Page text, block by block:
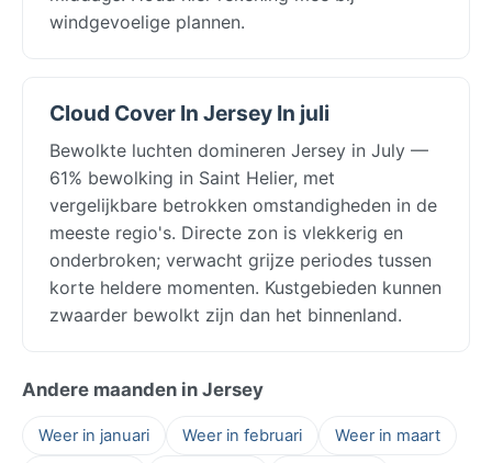
windgevoelige plannen.
Cloud Cover In Jersey In juli
Bewolkte luchten domineren Jersey in July —
61% bewolking in Saint Helier, met
vergelijkbare betrokken omstandigheden in de
meeste regio's. Directe zon is vlekkerig en
onderbroken; verwacht grijze periodes tussen
korte heldere momenten. Kustgebieden kunnen
zwaarder bewolkt zijn dan het binnenland.
Andere maanden in Jersey
Weer in januari Weer in februari
Weer in maart